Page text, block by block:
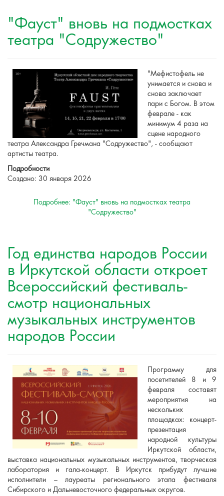
"Фауст" вновь на подмостках
театра "Содружество"
"Мефистофель не
унимается и снова и
снова заключает
пари с Богом. В этом
феврале - как
минимум 4 раза на
сцене народного
театра Александра Гречмана "Содружество", - сообщают
артисты театра.
Подробности
Создано: 30 января 2026
Подробнее: "Фауст" вновь на подмостках театра
"Содружество"
Год единства народов России
в Иркутской области откроет
Всероссийский фестиваль-
смотр национальных
музыкальных инструментов
народов России
Программу для
посетителей 8 и 9
февраля составят
мероприятия на
нескольких
площадках: концерт-
презентация
народной культуры
Иркутской области,
выставка национальных музыкальных инструментов, творческая
лаборатория и гала-концерт. В Иркутск прибудут лучшие
исполнители – лауреаты регионального этапа фестиваля
Сибирского и Дальневосточного федеральных округов.